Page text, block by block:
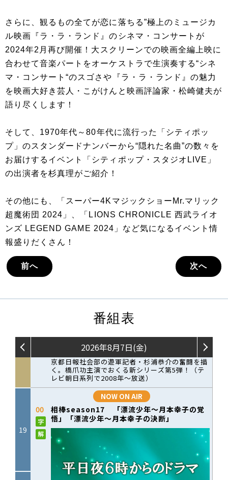
さらに、観るもの全てが恋に落ちる”極上のミュージカ
ル映画『ラ・ラ・ランド』のシネマ・コンサートが
2024年2月再び開催！大スクリーンでの映画全編上映に
合わせて音楽パートをオーケストラで生演奏する“シネ
マ・コンサート“のスゴさや『ラ・ラ・ランド』の魅力
を映画大好き芸人・こがけんと映画評論家・松崎健夫が
語り尽くします！
そして、1970年代～80年代に流行った「シティポッ
プ」のスタンダードナンバーから“隠れた名曲”の数々を
お届けするイベント「シティポップ・スタジオLIVE」
の出演者を杉真理がご紹介！
その他にも、「スーパー4KマジックショーMr.マリック
超魔術団 2024」、「LIONS CHRONICLE 西武ライオ
ンズ LEGEND GAME 2024」など気になるイベント情
報盛りだくさん！
前へ 次へ
番組表